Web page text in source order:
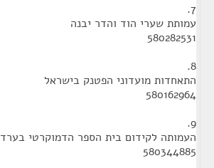
7.
עמותת שערי הוד והדר יבנה
580282531
8.
התאחדות מועדוני הפטנק בישראל
580162964
9.
העמותה לקידום בית הספר הדמוקרטי בערד
580344885